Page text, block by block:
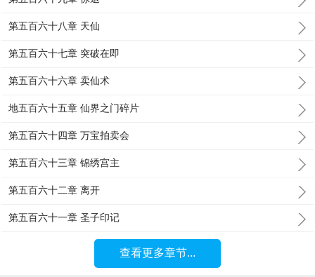
第五百六十八章 天仙
第五百六十七章 突破在即
第五百六十六章 卖仙术
地五百六十五章 仙界之门碎片
第五百六十四章 万宝拍卖会
第五百六十三章 锦绣宫主
第五百六十二章 离开
第五百六十一章 圣子印记
查看更多章节...